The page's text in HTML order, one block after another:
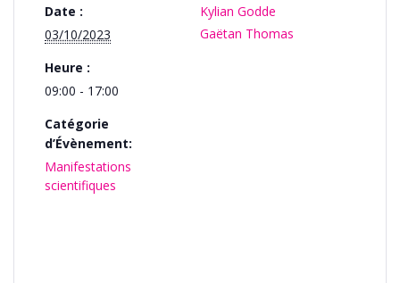
Date :
03/10/2023
Heure :
09:00 - 17:00
Catégorie
d’Évènement:
Manifestations
scientifiques
Kylian Godde
Gaëtan Thomas